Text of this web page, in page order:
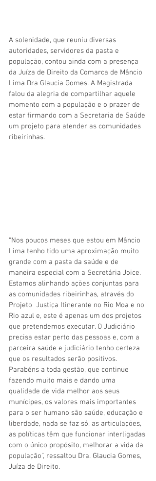
A solenidade, que reuniu diversas
autoridades, servidores da pasta e
população, contou ainda com a presença
da Juíza de Direito da Comarca de Mâncio
Lima Dra Glaucia Gomes. A Magistrada
falou da alegria de compartilhar aquele
momento com a população e o prazer de
estar firmando com a Secretaria de Saúde
um projeto para atender as comunidades
ribeirinhas.
“Nos poucos meses que estou em Mâncio
Lima tenho tido uma aproximação muito
grande com a pasta da saúde e de
maneira especial com a Secretária Joice.
Estamos alinhando ações conjuntas para
as comunidades ribeirinhas, através do
Projeto  Justiça Itinerante no Rio Moa e no
Rio azul e, este é apenas um dos projetos
que pretendemos executar. O Judiciário
precisa estar perto das pessoas e, com a
parceira saúde e judiciário tenho certeza
que os resultados serão positivos.
Parabéns a toda gestão, que continue
fazendo muito mais e dando uma
qualidade de vida melhor aos seus
munícipes, os valores mais importantes
para o ser humano são saúde, educação e
liberdade, nada se faz só, as articulações,
as políticas têm que funcionar interligadas
com o único propósito, melhorar a vida da
população”, ressaltou Dra. Glaucia Gomes,
Juíza de Direito.